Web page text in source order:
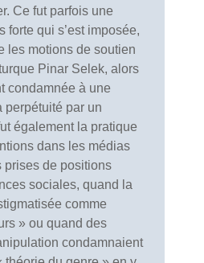
Ce fut parfois une
forte qui s’est imposée,
les motions de soutien
Pinar Selek, alors
condamnée à une
perpétuité par un
également la pratique
dans les médias
prises de positions
sociales, quand la
comme
» ou quand des
condamnaient